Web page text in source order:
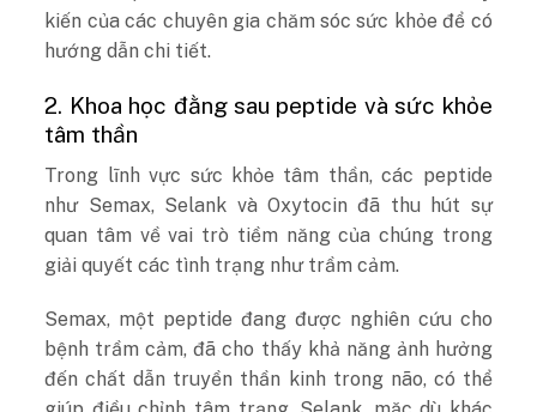
kiến ​​của các chuyên gia chăm sóc sức khỏe để có
hướng dẫn chi tiết.
2. Khoa học đằng sau peptide và sức khỏe
tâm thần
Trong lĩnh vực sức khỏe tâm thần, các peptide
như Semax, Selank và Oxytocin đã thu hút sự
quan tâm về vai trò tiềm năng của chúng trong
giải quyết các tình trạng như trầm cảm.
Semax, một peptide đang được nghiên cứu cho
bệnh trầm cảm, đã cho thấy khả năng ảnh hưởng
đến chất dẫn truyền thần kinh trong não, có thể